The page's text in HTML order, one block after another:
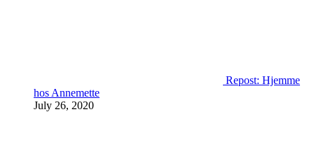
Repost: Hjemme
hos Annemette
July 26, 2020